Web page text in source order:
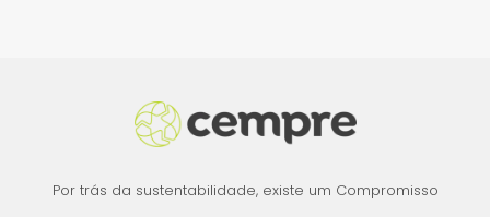
Por trás da sustentabilidade, existe um Compromisso